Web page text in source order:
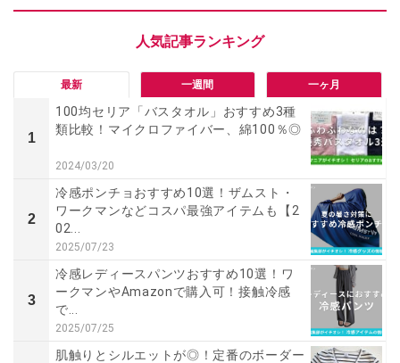
最新 一週間 一ヶ月
1
100均セリア「バスタオル」おすすめ3種
類比較！マイクロファイバー、綿100％◎
2024/03/20
2
冷感ポンチョおすすめ10選！ザムスト・
ワークマンなどコスパ最強アイテムも【2
02...
2025/07/23
3
冷感レディースパンツおすすめ10選！ワ
ークマンやAmazonで購入可！接触冷感
で...
2025/07/25
肌触りとシルエットが◎！定番のボーダー